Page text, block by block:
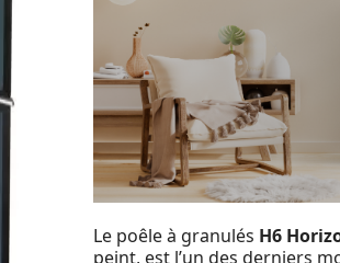
Le poêle à granulés H6
peint, est l’un des derniers